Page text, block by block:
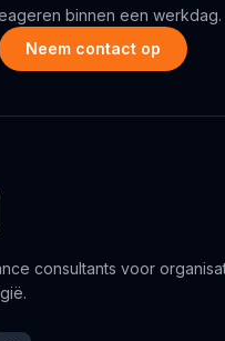
binnen een werkdag.
Neem contact op
consultants voor